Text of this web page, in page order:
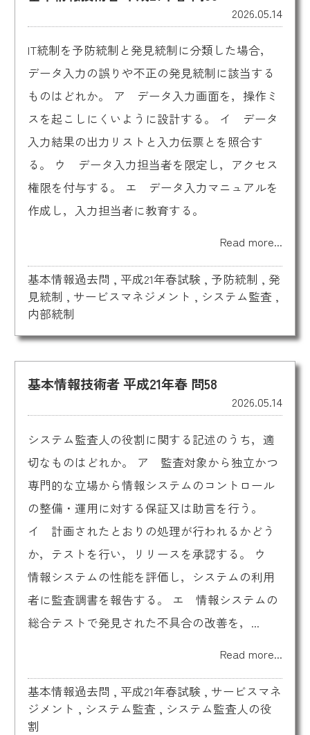
2026.05.14
IT統制を予防統制と発見統制に分類した場合，
データ入力の誤りや不正の発見統制に該当する
ものはどれか。 ア データ入力画面を，操作ミ
スを起こしにくいように設計する。 イ データ
入力結果の出力リストと入力伝票とを照合す
る。 ウ データ入力担当者を限定し，アクセス
権限を付与する。 エ データ入力マニュアルを
作成し，入力担当者に教育する。
Read more...
基本情報過去問 , 平成21年春試験 , 予防統制 , 発
見統制 , サービスマネジメント , システム監査 ,
内部統制
基本情報技術者 平成21年春 問58
2026.05.14
システム監査人の役割に関する記述のうち，適
切なものはどれか。 ア 監査対象から独立かつ
専門的な立場から情報システムのコントロール
の整備・運用に対する保証又は助言を行う。
イ 計画されたとおりの処理が行われるかどう
か，テストを行い，リリースを承認する。 ウ
情報システムの性能を評価し，システムの利用
者に監査調書を報告する。 エ 情報システムの
総合テストで発見された不具合の改善を，...
Read more...
基本情報過去問 , 平成21年春試験 , サービスマネ
ジメント , システム監査 , システム監査人の役
割